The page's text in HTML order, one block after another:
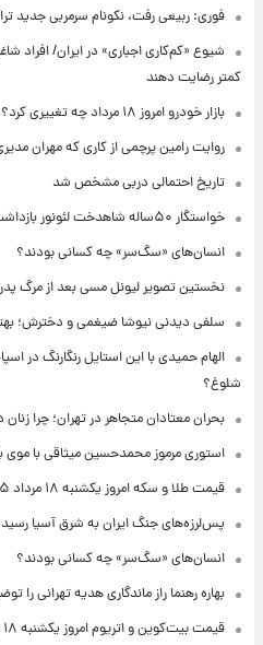
فوری: ربیعی رفت، نکونام سرمربی جدید
شیوع «کم‌کاری اجباری» در ایران/ افراد
کمتر رضایت دهند
بازار خودرو امروز ۱۸ مرداد چه تغییری کرد؟ +جدول
روایت رامین پرچمی از کاری که مهران
تاریخ احتمالی دربی مشخص شد
خواستگار ۵۰ساله شاهدخت لئونور بازداشت شد
انسان‌های «سگ‌سر» چه کسانی بودند؟
نخستین تصویر لیونل مسی بعد از مرگ
سلفی دیدنی نیوشا ضیغمی و دخترش؛
الهام حمیدی با این استایل رنگارنگ در
شلوغ؟
بحران معتادان متجاهر در تهران؛ چرا
استوری مرموز محمدحسین میثاقی با موی
قیمت طلا و سکه امروز یکشنبه ۱۸ مرداد ۱۴۰۵/کاهش قیمت طلا و سکه
پس‌لرزه‌های جنگ ایران به شرق آسیا
انسان‌های «سگ‌سر» چه کسانی بودند؟
بهاره رهنما راز ماندگاری هدیه تهرانی را
قیمت بیت‌کوین و اتریوم امروز یکشنبه ۱۸ مرداد ۱۴۰۵